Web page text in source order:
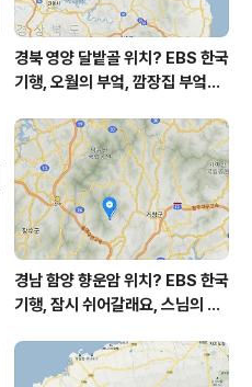
경북 영양 달밭골 위치? EBS 한국
기행, 오월의 부엌, 깜장집 부엌은
어디? / 경상북도 영양군 가볼 만
한 곳, 영양읍 상원리. KBS 인간극
장 임분노미 할머니
경남 함양 향운암 위치? EBS 한국
기행, 잠시 쉬어갈래요, 스님의 어
상남도 함양군 가볼 만한 곳, 용추
계곡 향운암 명천스님, 덕유산 황